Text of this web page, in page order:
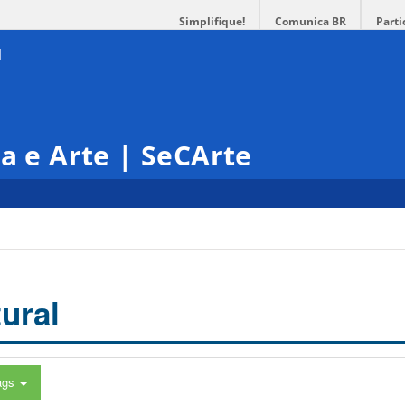
Simplifique! Comunica BR
e Arte | SeCArte